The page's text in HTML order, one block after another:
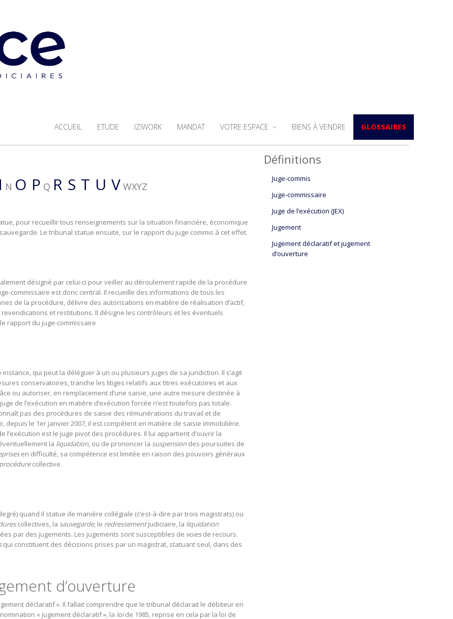
ACCUEIL ETUDE IZIWORK MANDAT VOTRE ESPACE BIENS À VENDRE GLOSSAIRES
N O P Q R S T U V WXYZ
pour recueillir tous renseignements sur la situation financière, économique
Le tribunal statue ensuite, sur le rapport du juge commis à cet effet.
désigné par celui-ci pour veiller au déroulement rapide de la procédure
commissaire est donc central. Il recueille des informations de tous les
de la procédure, délivre des autorisations en matière de réalisation d’actif,
et restitutions. Il désigne les contrôleurs et les éventuels
rapport du juge-commissaire
qui peut la déléguer à un ou plusieurs juges de sa juridiction. Il s’agit
conservatoires, tranche les litiges relatifs aux titres exécutoires et aux
ou autoriser, en remplacement d’une saisie, une autre mesure destinée à
de l’exécution en matière d’exécution forcée n’est toutefois pas totale.
pas des procédures de saisie des rémunérations du travail et de
le 1er janvier 2007, il est compétent en matière de saisie immobilière.
l’exécution est le juge pivot des procédures. Il lui appartient d’ouvrir la
la liquidation, ou de prononcer la suspension des poursuites de
en difficulté, sa compétence est limitée en raison des pouvoirs généraux
procédurecollective.
quand il statue de manière collégiale (c’est-à-dire par trois magistrats) ou
collectives, la sauvegarde, le redressementjudiciaire, la liquidation
par des jugements. Les jugements sont susceptibles de voiesde recours.
qui constituent des décisions prises par un magistrat, statuant seul, dans des
d’ouverture
déclaratif ». Il fallait comprendre que le tribunal déclarait le débiteur en
« jugement déclaratif », la loide 1985, reprise en cela par la loi de
Définitions
Juge-commis
Juge-commissaire
Juge de l’exécution (JEX)
Jugement
Jugement déclaratif et jugement
d’ouverture